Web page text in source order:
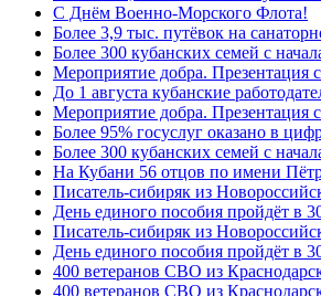
C Днём Военно-Морского Флота!
Более 3,9 тыс. путёвок на
Более 300 кубанских семей с
Мероприятие добра. Презентация
До 1 августа кубанские
Мероприятие добра. Презентация
Более 95% госуслуг оказано в
Более 300 кубанских семей с
На Кубани 56 отцов по имени
Писатель-сибиряк из
День единого пособия пройдёт в
Писатель-сибиряк из
День единого пособия пройдёт в
400 ветеранов СВО из
400 ветеранов СВО из